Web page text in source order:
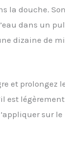
la douche.
dans un
dizaine de
et prolongez
est
sur